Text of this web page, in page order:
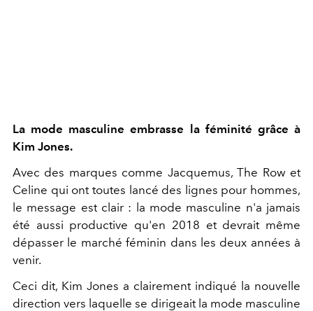
La mode masculine embrasse la féminité grâce à
Kim Jones.
Avec des marques comme Jacquemus, The Row et
Celine qui ont toutes lancé des lignes pour hommes,
le message est clair : la mode masculine n'a jamais
été aussi productive qu'en 2018 et devrait même
dépasser le marché féminin dans les deux années à
venir.
Ceci dit, Kim Jones a clairement indiqué la nouvelle
direction vers laquelle se dirigeait la mode masculine